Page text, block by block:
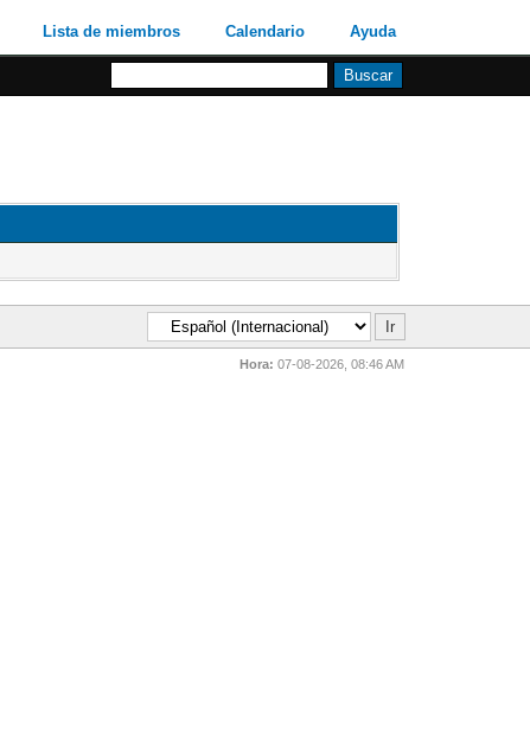
Lista de miembros Calendario Ayuda
Hora: 07-08-2026, 08:46 AM